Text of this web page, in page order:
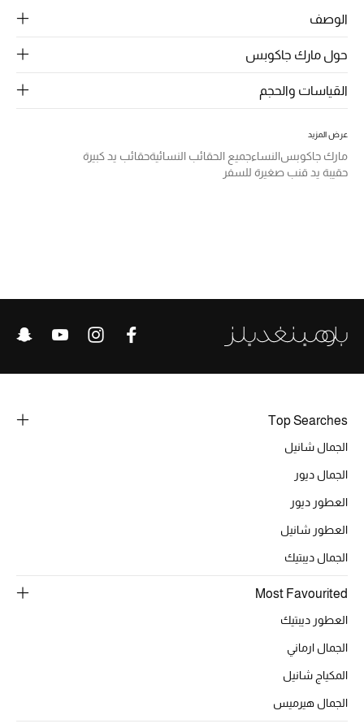
المجوهرات
عرض جميع المنتجات
ما وصلنا حديثاً
ركن أناقة المنتجعات
حصريًا عبر الإنترنت
تشكيلة المناسبات للنساء
الحب للمحلي
الملابس الرياضية النسائية
الوصف
حول مارك جاكوبس
القياسات والحجم
عرض المزيد
مارك جاكوبسالنساءجميع الحقائب النسائيةحقائب يد كبيرة
حقيبة يد قنب صغيرة للسفر
Top Searches
الجمال شانيل
الجمال ديور
العطور ديور
العطور شانيل
الجمال ديبتيك
Most Favourited
العطور ديبتيك
الجمال ارماني
المكياج شانيل
الجمال هيرميس